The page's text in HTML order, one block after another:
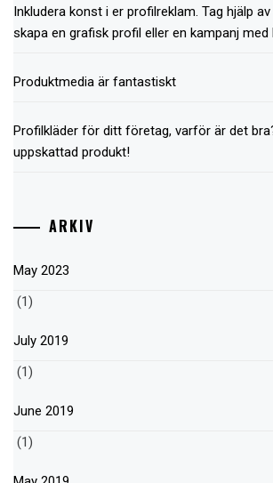
Inkludera konst i er profilreklam. Tag hjälp
skapa en grafisk profil eller en kampanj med
Produktmedia är fantastiskt
Profilkläder för ditt företag, varför är det
uppskattad produkt!
ARKIV
May 2023
(1)
July 2019
(1)
June 2019
(1)